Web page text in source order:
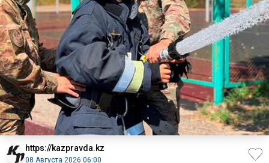
https://kazpravda.kz
08 Августа 2026 06:00